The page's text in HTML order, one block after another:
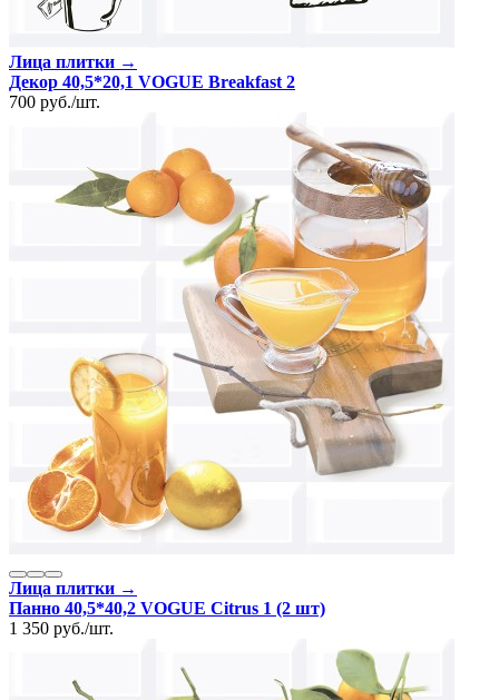
Лица плитки →
Декор 40,5*20,1 VOGUE Breakfast 2
700 руб./шт.
Лица плитки →
Панно 40,5*40,2 VOGUE Citrus 1 (2 шт)
1 350 руб./шт.